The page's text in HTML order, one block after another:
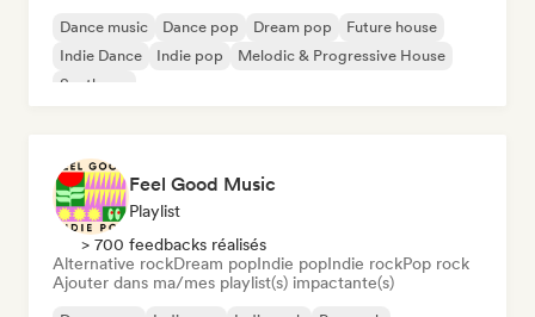
Dance music Dance pop Dream pop
Future house
Indie Dance
Indie pop
Melodic & Progressive House
Synthpop
Feel Good Music
Playlist
> 700 feedbacks réalisés
Alternative rockDream popIndie popIndie rockPop rock
Ajouter dans ma/mes playlist(s) impactante(s)